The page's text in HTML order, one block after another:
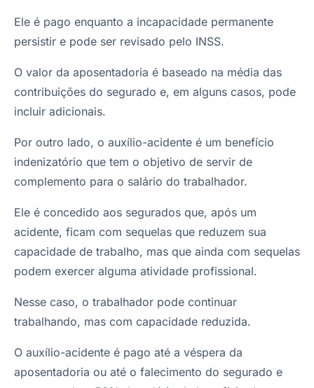
Ele é pago enquanto a incapacidade permanente
persistir e pode ser revisado pelo INSS.
O valor da aposentadoria é baseado na média das
contribuições do segurado e, em alguns casos, pode
incluir adicionais.
Por outro lado, o auxílio-acidente é um benefício
indenizatório que tem o objetivo de servir de
complemento para o salário do trabalhador.
Ele é concedido aos segurados que, após um
acidente, ficam com sequelas que reduzem sua
capacidade de trabalho, mas que ainda com sequelas
podem exercer alguma atividade profissional.
Nesse caso, o trabalhador pode continuar
trabalhando, mas com capacidade reduzida.
O auxílio-acidente é pago até a véspera da
aposentadoria ou até o falecimento do segurado e